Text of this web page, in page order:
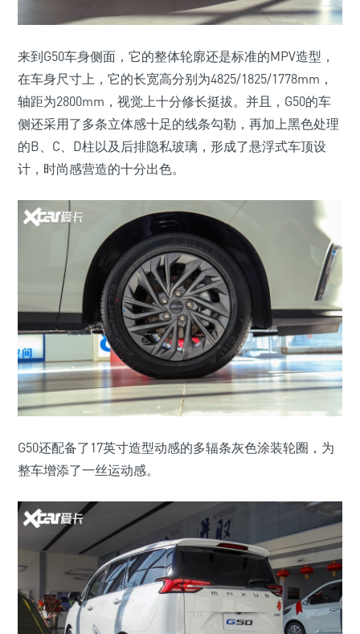
来到G50车身侧面，它的整体轮廓还是标准的MPV造型，
在车身尺寸上，它的长宽高分别为4825/1825/1778mm，
轴距为2800mm，视觉上十分修长挺拔。并且，G50的车
侧还采用了多条立体感十足的线条勾勒，再加上黑色处理
的B、C、D柱以及后排隐私玻璃，形成了悬浮式车顶设
计，时尚感营造的十分出色。
G50还配备了17英寸造型动感的多辐条灰色涂装轮圈，为
整车增添了一丝运动感。